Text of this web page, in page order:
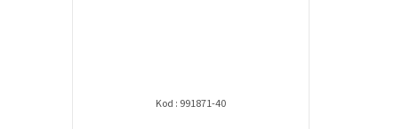
Kod : 991871-40